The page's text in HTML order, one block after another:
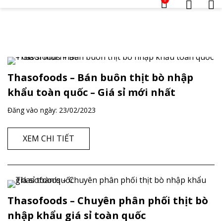
Thasofoods – Bán buôn thịt bò nhập
khẩu toàn quốc – Giá sỉ mới nhất
Đăng vào ngày: 23/02/2023
XEM CHI TIẾT
Thasofoods – Chuyên phân phối thịt bò
nhập khẩu giá sỉ toàn quốc